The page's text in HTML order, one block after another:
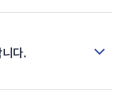
다.